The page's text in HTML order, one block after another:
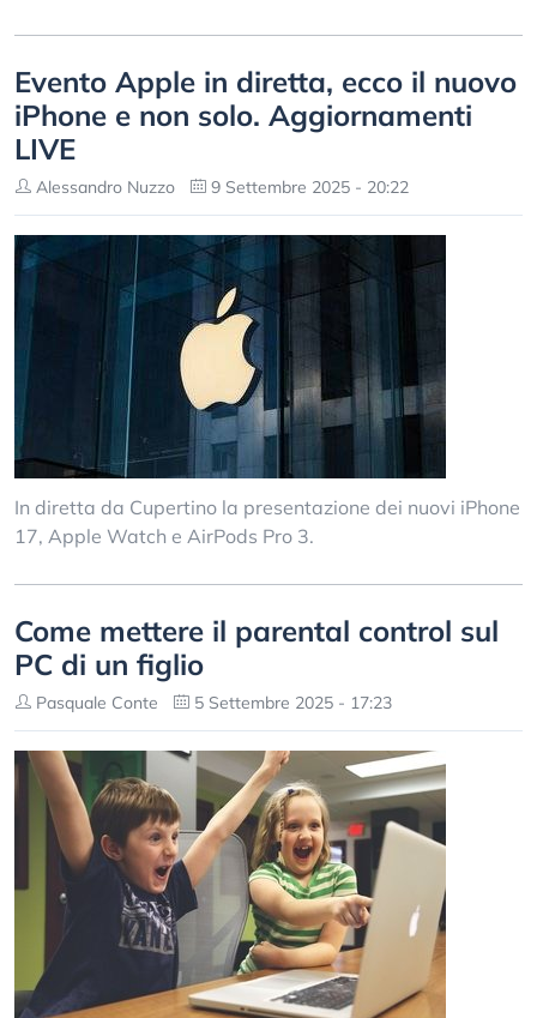
Evento Apple in diretta, ecco il nuovo
iPhone e non solo. Aggiornamenti
LIVE
Alessandro Nuzzo 9 Settembre 2025 - 20:22
In diretta da Cupertino la presentazione dei nuovi iPhone
17, Apple Watch e AirPods Pro 3.
Come mettere il parental control sul
PC di un figlio
Pasquale Conte 5 Settembre 2025 - 17:23